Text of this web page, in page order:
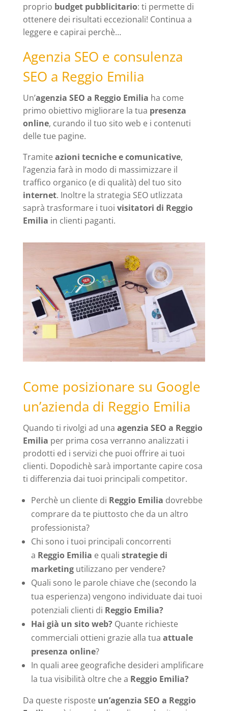
proprio budget pubblicitario: ti permette di
ottenere dei risultati eccezionali! Continua a
leggere e capirai perchè…
Agenzia SEO e consulenza
SEO a Reggio Emilia
Un’agenzia SEO a Reggio Emilia ha come
primo obiettivo migliorare la tua presenza
online, curando il tuo sito web e i contenuti
delle tue pagine.
Tramiteazioni tecniche e comunicative,
l’agenzia farà in modo di massimizzare il
traffico organico (e di qualità) del tuo sito
internet. Inoltre la strategia SEO utlizzata
saprà trasformare i tuoi visitatori di Reggio
Emilia in clienti paganti.
Come posizionare su Google
un’azienda di Reggio Emilia
Quando ti rivolgi ad una agenzia SEO a Reggio
Emilia per prima cosa verranno analizzati i
prodotti ed i servizi che puoi offrire ai tuoi
clienti. Dopodichè sarà importante capire cosa
ti differenzia dai tuoi principali competitor.
Perchè un cliente di Reggio Emilia dovrebbe
comprare da te piuttosto che da un altro
professionista?
Chi sono i tuoi principali concorrenti
a Reggio Emilia e quali strategie di
marketingutilizzano per vendere?
Quali sono le parole chiave che (secondo la
tua esperienza) vengono individuate dai tuoi
potenziali clienti di Reggio Emilia?
Hai già un sito web?Quante richieste
commerciali ottieni grazie alla tua attuale
presenza online?
In quali aree geografiche desideri amplificare
la tua visibilità oltre che a Reggio Emilia?
Da queste risposte un’agenzia SEO a Reggio